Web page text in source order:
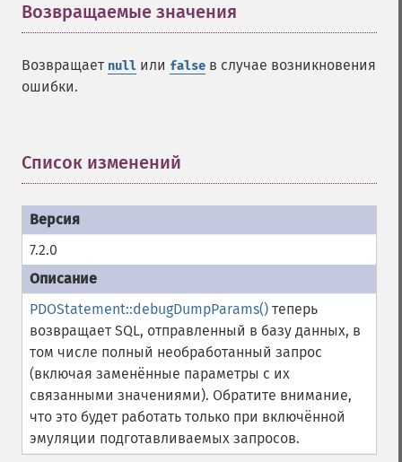
Возвращаемые значения
Возвращает null или false в случае возникновения
ошибки.
Список изменений
7.2.0
PDOStatement::debugDumpParams() теперь
возвращает SQL, отправленный в базу данных, в
том числе полный необработанный запрос
(включая заменённые параметры с их
связанными значениями). Обратите внимание,
что это будет работать только при включённой
эмуляции подготавливаемых запросов.